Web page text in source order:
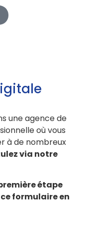
une agence de
où vous
à de nombreux
via notre
étape
formulaire en